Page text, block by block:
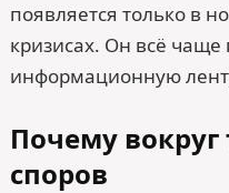
появляется только в
кризисах. Он всё
информационную
Почему
споров